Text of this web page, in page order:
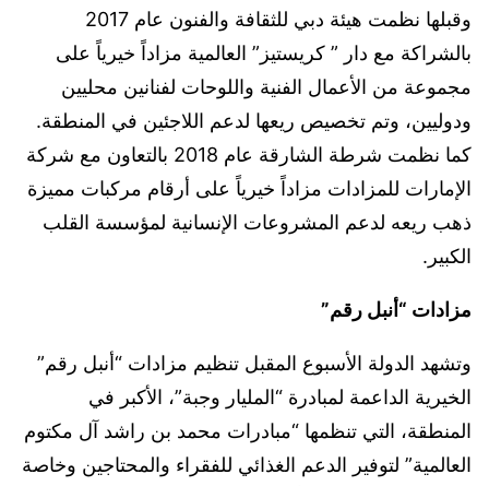
وقبلها نظمت هيئة دبي للثقافة والفنون عام 2017
بالشراكة مع دار ” كريستيز” العالمية مزاداً خيرياً على
مجموعة من الأعمال الفنية واللوحات لفنانين محليين
ودوليين، وتم تخصيص ريعها لدعم اللاجئين في المنطقة.
كما نظمت شرطة الشارقة عام 2018 بالتعاون مع شركة
الإمارات للمزادات مزاداً خيرياً على أرقام مركبات مميزة
ذهب ريعه لدعم المشروعات الإنسانية لمؤسسة القلب
الكبير.
مزادات “أنبل رقم”
وتشهد الدولة الأسبوع المقبل تنظيم مزادات “أنبل رقم”
الخيرية الداعمة لمبادرة “المليار وجبة”، الأكبر في
المنطقة، التي تنظمها “مبادرات محمد بن راشد آل مكتوم
العالمية” لتوفير الدعم الغذائي للفقراء والمحتاجين وخاصة